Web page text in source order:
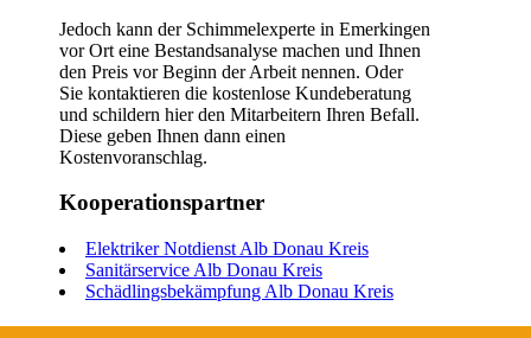
Jedoch kann der Schimmelexperte in Emerkingen
vor Ort eine Bestandsanalyse machen und Ihnen
den Preis vor Beginn der Arbeit nennen. Oder
Sie kontaktieren die kostenlose Kundeberatung
und schildern hier den Mitarbeitern Ihren Befall.
Diese geben Ihnen dann einen
Kostenvoranschlag.
Kooperationspartner
Elektriker Notdienst Alb Donau Kreis
Sanitärservice Alb Donau Kreis
Schädlingsbekämpfung Alb Donau Kreis